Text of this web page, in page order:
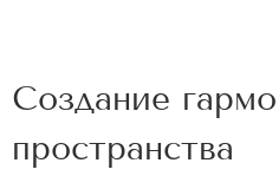
Создание
пространства